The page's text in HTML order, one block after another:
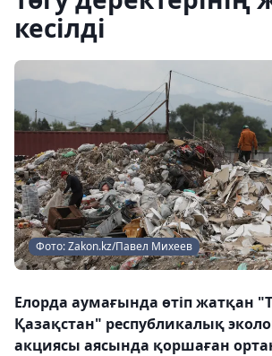
кесілді
Фото: Zakon.kz/Павел Михеев
Елорда аумағында өтіп жатқан
Қазақстан" республикалық
акциясы аясында қоршаған